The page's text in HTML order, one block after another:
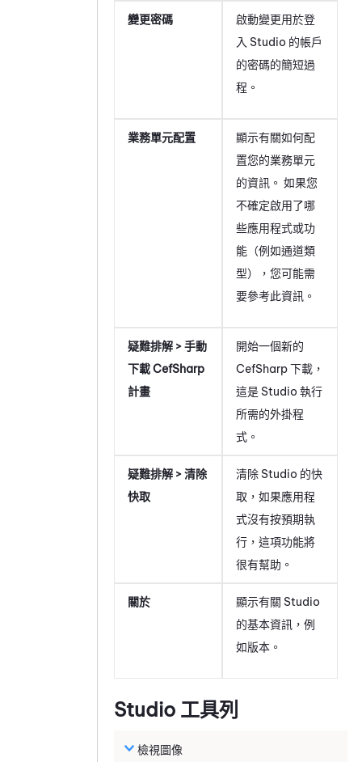
變更密碼
啟動變更用於登
入 Studio 的帳戶
的密碼的簡短過
程。
業務單元配置
顯示有關如何配
置您的業務單元
的資訊。 如果您
不確定啟用了哪
些應用程式或功
能（例如通道類
型），您可能需
要參考此資訊。
疑難排解 > 手動
下載 CefSharp
計畫
開始一個新的
CefSharp 下載，
這是 Studio 執行
所需的外掛程
式。
疑難排解 > 清除
快取
清除 Studio 的快
取，如果應用程
式沒有按預期執
行，這項功能將
很有幫助。
關於 顯示有關 Studio
的基本資訊，例
如版本。
Studio 工具列
檢視圖像